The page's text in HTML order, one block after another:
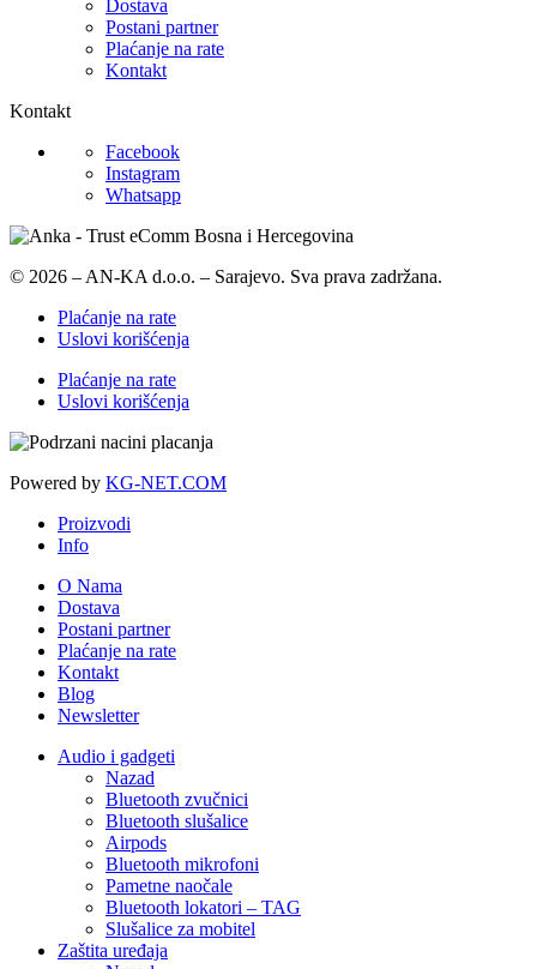
Dostava
Postani partner
Plaćanje na rate
Kontakt
Kontakt
Facebook
Instagram
Whatsapp
© 2026 – AN-KA d.o.o. – Sarajevo. Sva prava zadržana.
Plaćanje na rate
Uslovi korišćenja
Plaćanje na rate
Uslovi korišćenja
Powered by KG-NET.COM
Proizvodi
Info
O Nama
Dostava
Postani partner
Plaćanje na rate
Kontakt
Blog
Newsletter
Audio i gadgeti
Nazad
Bluetooth zvučnici
Bluetooth slušalice
Airpods
Bluetooth mikrofoni
Pametne naočale
Bluetooth lokatori – TAG
Slušalice za mobitel
Zaštita uređaja